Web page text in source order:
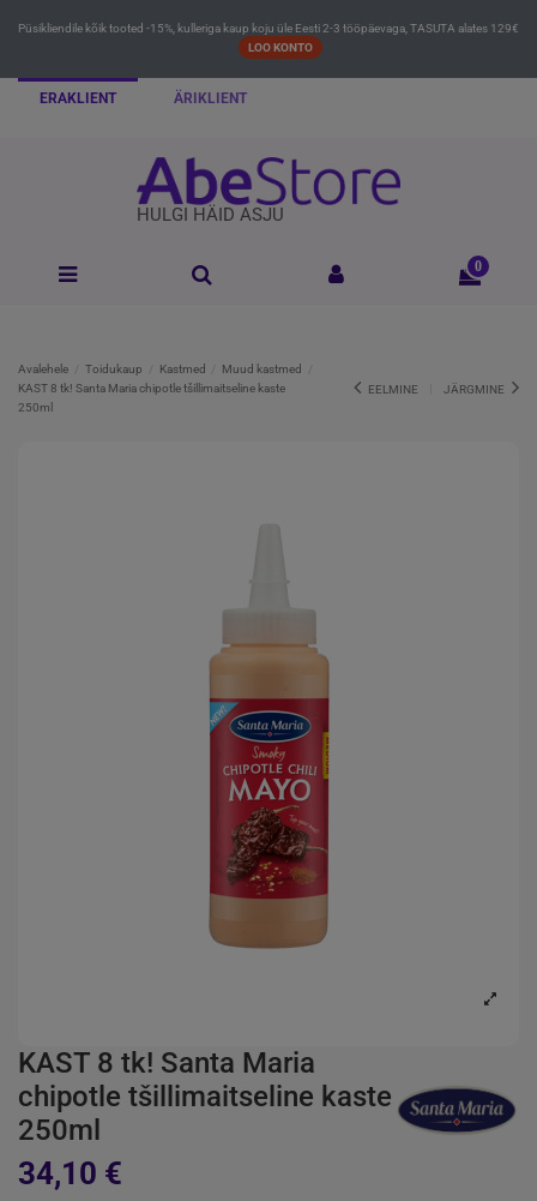
Püsikliendile kõik tooted -15%, kulleriga kaup koju üle Eesti 2-3 tööpäevaga, TASUTA alates 129€
LOO KONTO
ERAKLIENT ÄRIKLIENT
HULGI HÄID ASJU
0
Avalehele Toidukaup Kastmed
Muud kastmed
KAST 8 tk! Santa Maria chipotle tšillimaitseline kaste
250ml
EELMINE JÄRGMINE
KAST 8 tk! Santa Maria
chipotle tšillimaitseline kaste
250ml
34,10 €